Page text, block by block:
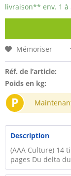
livraison** env. 1 à
Mémoriser
Réf. de l’article:
Poids en kg:
P
Description
(AAA Culture) 14
pages Du delta